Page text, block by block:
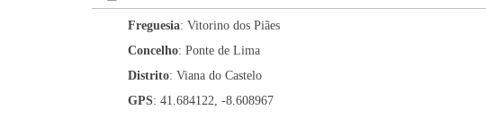
Freguesia: Vitorino dos Piães
Concelho: Ponte de Lima
Distrito: Viana do Castelo
GPS: 41.684122, -8.608967